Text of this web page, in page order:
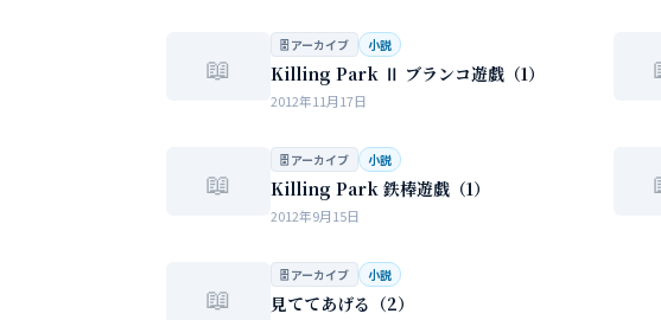
📖
🗄 アーカイブ 小説
Killing Park Ⅱ ブランコ遊戯（1）
2012年11月17日
📖
🗄 アーカイブ 小説
Killing Park 鉄棒遊戯（1）
2012年9月15日
📖
🗄 アーカイブ 小説
見ててあげる（2）